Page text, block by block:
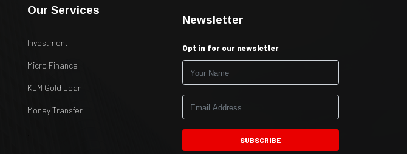
Our Services
Investment
Micro Finance
KLM Gold Loan
Money Transfer
Newsletter
Opt in for our newsletter
SUBSCRIBE